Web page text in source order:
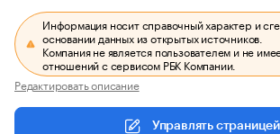
Информация носит справочный характер и
основании данных из открытых источников.
Компания не является пользователем и не
отношений с сервисом РБК Компании.
Редактировать описание
Управлять страницей